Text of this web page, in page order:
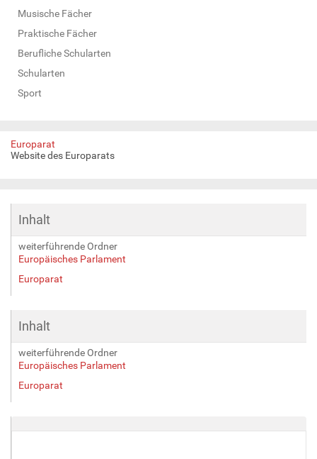
Musische Fächer
Praktische Fächer
Berufliche Schularten
Schularten
Sport
Europarat
Website des Europarats
Inhalt
weiterführende Ordner
Europäisches Parlament
Europarat
Inhalt
weiterführende Ordner
Europäisches Parlament
Europarat